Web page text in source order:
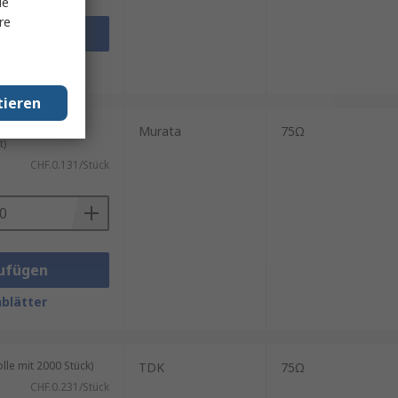
CHF.0.131/Stück
Murata 75Ω
mit 2000 Stück)
CHF.0.231/Stück
TDK 75Ω